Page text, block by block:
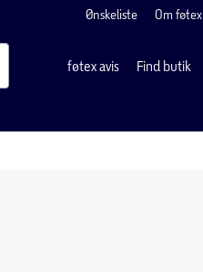
Ønskeliste Om føtex
føtex avis Find butik